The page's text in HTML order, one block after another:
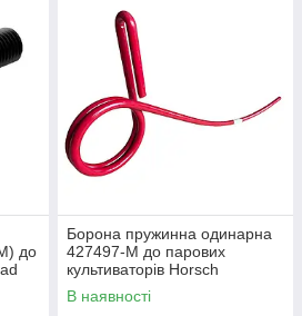
до
Борона пружинна одинарна
427497-M до парових
культиваторів Horsch
В наявності